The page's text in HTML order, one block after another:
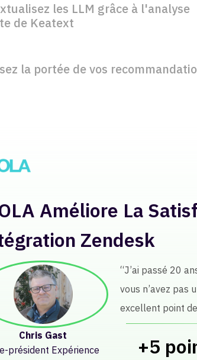
les LLM grâce à l'analyse
de Keatext
la portée de vos
Analyse la
pour 250+
Song Bai
principal de
produit
“Avant Keatext,
qualité de nos
+250
Produits